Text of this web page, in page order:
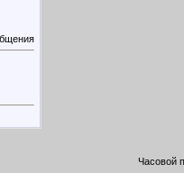
Часовой